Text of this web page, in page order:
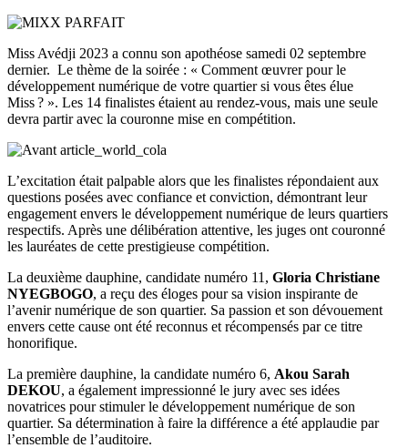
Miss Avédji 2023 a connu son apothéose samedi 02 septembre
dernier. Le thème de la soirée : « Comment œuvrer pour le
développement numérique de votre quartier si vous êtes élue
Miss ? ». Les 14 finalistes étaient au rendez-vous, mais une seule
devra partir avec la couronne mise en compétition.
L’excitation était palpable alors que les finalistes répondaient aux
questions posées avec confiance et conviction, démontrant leur
engagement envers le développement numérique de leurs quartiers
respectifs. Après une délibération attentive, les juges ont couronné
les lauréates de cette prestigieuse compétition.
La deuxième dauphine, candidate numéro 11, Gloria Christiane
NYEGBOGO, a reçu des éloges pour sa vision inspirante de
l’avenir numérique de son quartier. Sa passion et son dévouement
envers cette cause ont été reconnus et récompensés par ce titre
honorifique.
La première dauphine, la candidate numéro 6, Akou Sarah
DEKOU, a également impressionné le jury avec ses idées
novatrices pour stimuler le développement numérique de son
quartier. Sa détermination à faire la différence a été applaudie par
l’ensemble de l’auditoire.